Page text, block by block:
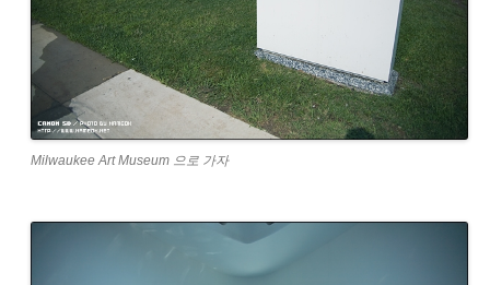
Milwaukee Art Museum 으로 가자